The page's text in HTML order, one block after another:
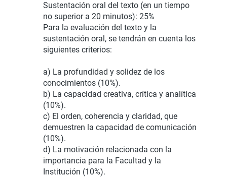
Sustentación oral del texto (en un tiempo
no superior a 20 minutos): 25%
Para la evaluación del texto y la
sustentación oral, se tendrán en cuenta los
siguientes criterios:
a) La profundidad y solidez de los
conocimientos (10%).
b) La capacidad creativa, crítica y analítica
(10%).
c) El orden, coherencia y claridad, que
demuestren la capacidad de comunicación
(10%).
d) La motivación relacionada con la
importancia para la Facultad y la
Institución (10%).